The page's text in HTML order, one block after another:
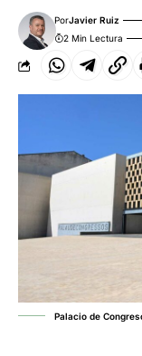
PorJavier Ruiz
2 Min Lectura
Palacio de